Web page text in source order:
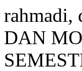
rahmadi,
DAN